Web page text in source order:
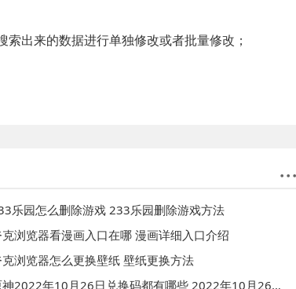
出来的数据进行单独修改或者批量修改；
乐园怎么删除游戏 233乐园删除游戏方法
浏览器看漫画入口在哪 漫画详细入口介绍
浏览器怎么更换壁纸 壁纸更换方法
2022年10月26日兑换码都有哪些 2022年10月26日兑换码